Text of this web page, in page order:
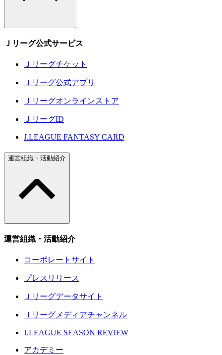
Ｊリーグ公式サービス
Ｊリーグチケット
Ｊリーグ公式アプリ
Ｊリーグオンラインストア
ＪリーグID
J.LEAGUE FANTASY CARD
運営組織・活動紹介
運営組織・活動紹介
コーポレートサイト
プレスリリース
Ｊリーグデータサイト
Ｊリーグメディアチャンネル
J.LEAGUE SEASON REVIEW
アカデミー